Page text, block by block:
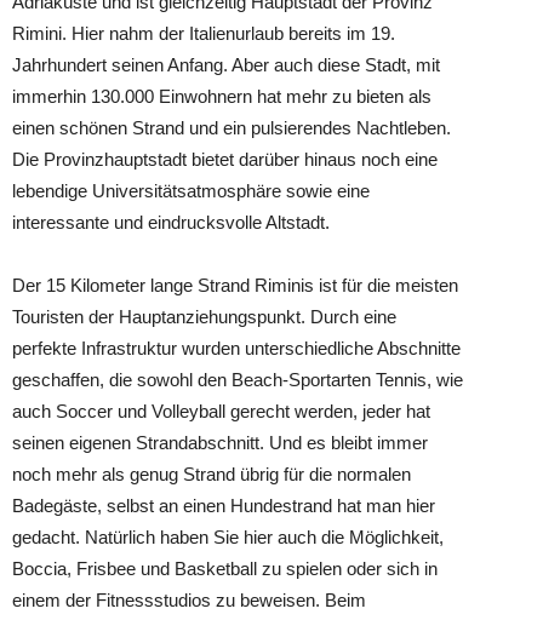
Rimini. Hier nahm der Italienurlaub bereits im 19.
Jahrhundert seinen Anfang. Aber auch diese Stadt, mit
immerhin 130.000 Einwohnern hat mehr zu bieten als
einen schönen Strand und ein pulsierendes Nachtleben.
Die Provinzhauptstadt bietet darüber hinaus noch eine
lebendige Universitätsatmosphäre sowie eine
interessante und eindrucksvolle Altstadt.
Der 15 Kilometer lange Strand Riminis ist für die meisten
Touristen der Hauptanziehungspunkt. Durch eine
perfekte Infrastruktur wurden unterschiedliche Abschnitte
geschaffen, die sowohl den Beach-Sportarten Tennis, wie
auch Soccer und Volleyball gerecht werden, jeder hat
seinen eigenen Strandabschnitt. Und es bleibt immer
noch mehr als genug Strand übrig für die normalen
Badegäste, selbst an einen Hundestrand hat man hier
gedacht. Natürlich haben Sie hier auch die Möglichkeit,
Boccia, Frisbee und Basketball zu spielen oder sich in
einem der Fitnessstudios zu beweisen. Beim